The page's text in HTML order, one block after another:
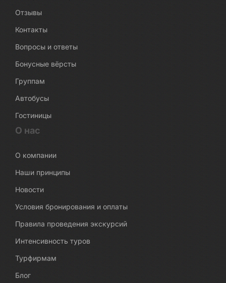
Отзывы
Контакты
Вопросы и ответы
Бонусные вёрсты
Группам
Автобусы
Гостиницы
О нас
О компании
Наши принципы
Новости
Условия бронирования и оплаты
Правила проведения экскурсий
Интенсивность туров
Турфирмам
Блог